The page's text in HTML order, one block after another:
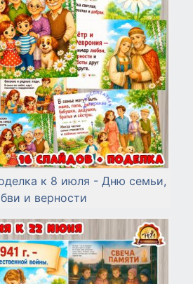
к 8 июля - Дню семьи,
и верности